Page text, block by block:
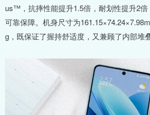
us™，抗摔性能提升1.5倍，耐划性提升2倍
可靠保障。机身尺寸为
g，既保证了握持舒适度，又兼顾了内部堆